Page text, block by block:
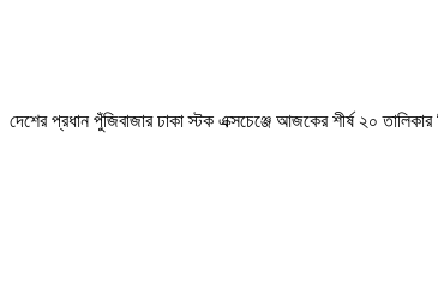
দেশের প্রধান পুঁজিবাজার ঢাকা স্টক এক্সচেঞ্জে আজকের শীর্ষ ২০ তালিকার